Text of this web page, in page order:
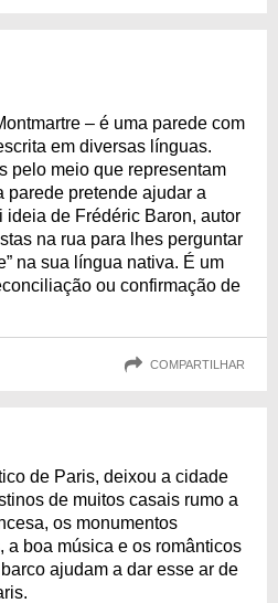
– é uma parede com
em diversas línguas.
pelo meio que representam
parede pretende ajudar a
ideia de Frédéric Baron, autor
na rua para lhes perguntar
na sua língua nativa. É um
ou confirmação de
COMPARTILHAR
de Paris, deixou a cidade
de muitos casais rumo a
os monumentos
a boa música e os românticos
ajudam a dar esse ar de